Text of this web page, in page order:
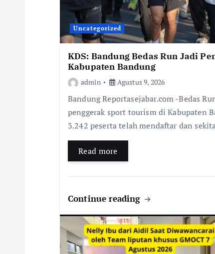
Uncategorized
KDS: Bandung Bedas Run Jadi
Kabupaten Bandung
admin Agustus 9, 2026
Bandung Reportasejabar.com -Bedas
penggerak sport tourism di Kabupaten
3.242 peserta telah mendaftar dan
Read more
Continue reading